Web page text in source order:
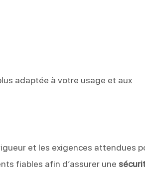
adaptée à votre usage et aux
et les exigences attendues
fiables afin d’assurer une